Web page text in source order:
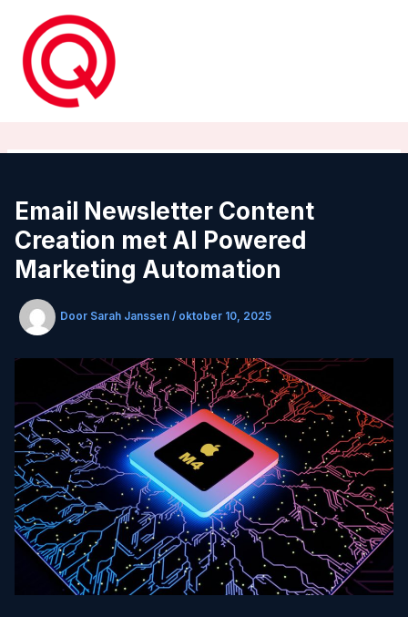
inhoud
Email Newsletter Content
Creation met AI Powered
Marketing Automation
Door Sarah Janssen / oktober 10, 2025